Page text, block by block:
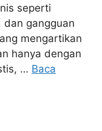
seperti
gangguan
mengartikan
hanya dengan
… Baca